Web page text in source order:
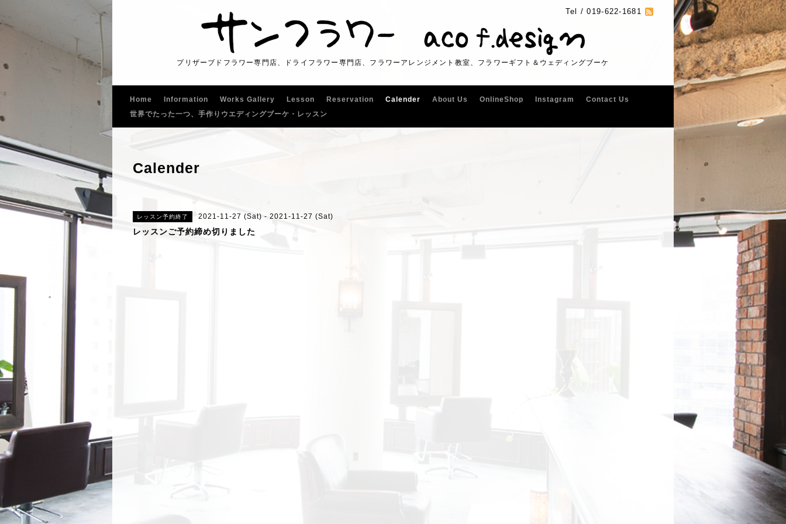
Tel /019-622-1681
プリザーブドフラワー専門店、ドライフラワー専門店、フラワーアレンジメント教室、フラワーギフト＆ウェディングブーケ
Home Information Works Gallery Lesson Reservation Calender About Us OnlineShop Instagram
Contact Us
世界でたった一つ、手作りウエディングブーケ・レッスン
Calender
レッスン予約終了 2021-11-27 (Sat) - 2021-11-27 (Sat)
レッスンご予約締め切りました